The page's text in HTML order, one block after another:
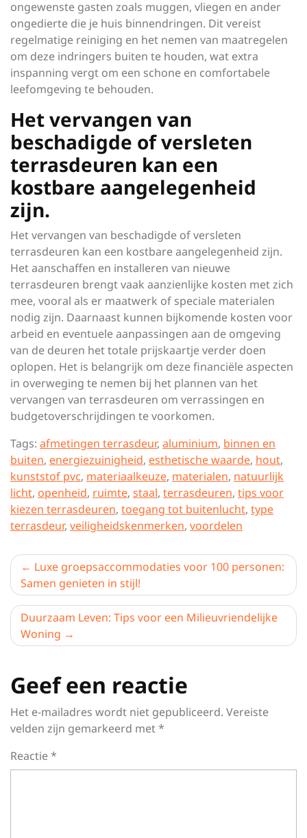
ongewenste gasten zoals muggen, vliegen en ander
ongedierte die je huis binnendringen. Dit vereist
regelmatige reiniging en het nemen van maatregelen
om deze indringers buiten te houden, wat extra
inspanning vergt om een schone en comfortabele
leefomgeving te behouden.
Het vervangen van
beschadigde of versleten
terrasdeuren kan een
kostbare aangelegenheid
zijn.
Het vervangen van beschadigde of versleten
terrasdeuren kan een kostbare aangelegenheid zijn.
Het aanschaffen en installeren van nieuwe
terrasdeuren brengt vaak aanzienlijke kosten met zich
mee, vooral als er maatwerk of speciale materialen
nodig zijn. Daarnaast kunnen bijkomende kosten voor
arbeid en eventuele aanpassingen aan de omgeving
van de deuren het totale prijskaartje verder doen
oplopen. Het is belangrijk om deze financiële aspecten
in overweging te nemen bij het plannen van het
vervangen van terrasdeuren om verrassingen en
budgetoverschrijdingen te voorkomen.
Tags: afmetingen terrasdeur, aluminium, binnen en
buiten, energiezuinigheid, esthetische waarde, hout,
kunststof pvc, materiaalkeuze, materialen, natuurlijk
licht, openheid, ruimte, staal, terrasdeuren, tips voor
kiezen terrasdeuren, toegang tot buitenlucht, type
terrasdeur, veiligheidskenmerken, voordelen
Berichtnavigatie
Luxe groepsaccommodaties voor 100 personen:
Samen genieten in stijl!
Duurzaam Leven: Tips voor een Milieuvriendelijke
Woning
Geef een reactie
Het e-mailadres wordt niet gepubliceerd. Vereiste
velden zijn gemarkeerd met*
Reactie*